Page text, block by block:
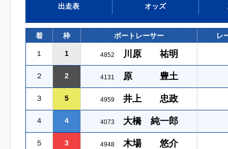
出走表 オッズ
着 枠 ボートレーサー レ
１ 1 4852 川原 祐明
２ 2 4131 原 豊土
３ 5 4959 井上 忠政
４ 4 4073 大橋 純一郎
５ 3 4948 木場 悠介